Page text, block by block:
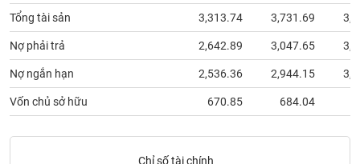
Tổng tài sản 3,313.74 3,731.69
Nợ phải trả 2,642.89 3,047.65
Nợ ngắn hạn 2,536.36 2,944.15
Vốn chủ sở hữu 670.85 684.04
Chỉ số tài chính
tư
thông
chính